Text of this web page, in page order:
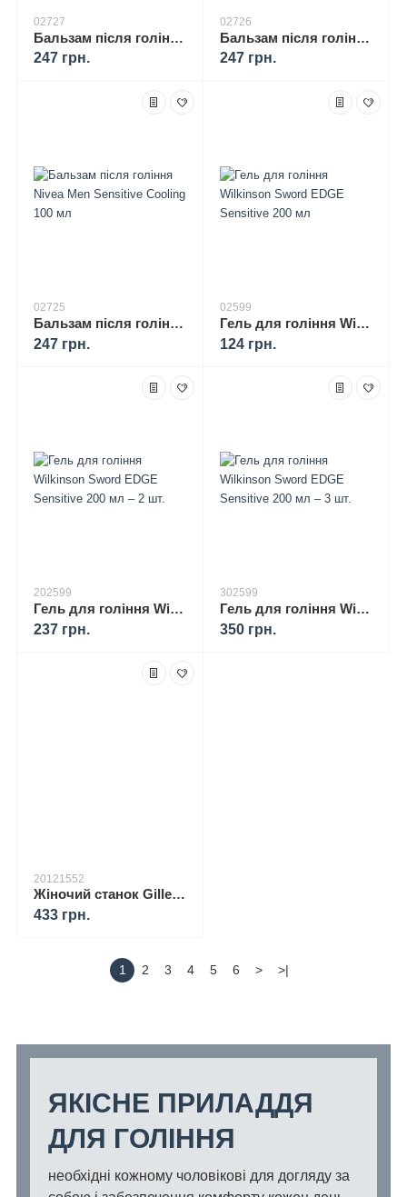
02727
Бальзам після гоління Nivea Men Protect & Care 100 мл
247 грн.
02726
Бальзам після гоління Nivea Men Sensitive 100 мл
247 грн.
02725
Бальзам після гоління Nivea Men Sensitive Cooling 100 мл
247 грн.
02599
Гель для гоління Wilkinson Sword EDGE Sensitive 200 мл
124 грн.
202599
Гель для гоління Wilkinson Sword EDGE Sensitive 200 мл – 2 шт.
237 грн.
302599
Гель для гоління Wilkinson Sword EDGE Sensitive 200 мл – 3 шт.
350 грн.
20121552
Жіночий станок Gillette Venus Snap Extra Smooth із футляром + гель Gillette Satin Care Gel Lavender 200 мл
433 грн.
1 2 3 4 5 6 > >|
ЯКІСНЕ ПРИЛАДДЯ
ДЛЯ ГОЛІННЯ
необхідні кожному чоловікові для догляду за